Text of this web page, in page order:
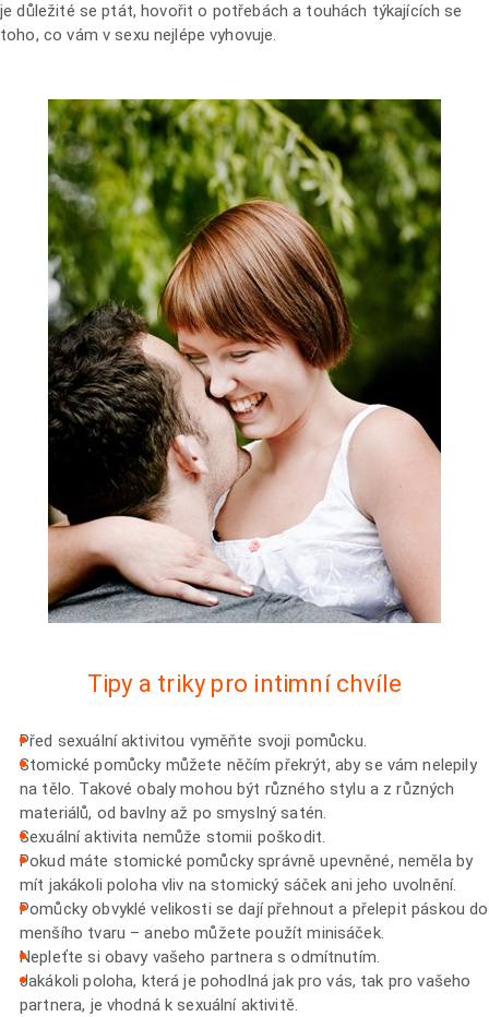
je důležité se ptát, hovořit o potřebách a touhách týkajících se
toho, co vám v sexu nejlépe vyhovuje.
Tipy a triky pro intimní chvíle
Před sexuální aktivitou vyměňte svoji pomůcku.
Stomické pomůcky můžete něčím překrýt, aby se vám nelepily
na tělo. Takové obaly mohou být různého stylu a z různých
materiálů, od bavlny až po smyslný satén.
Sexuální aktivita nemůže stomii poškodit.
Pokud máte stomické pomůcky správně upevněné, neměla by
mít jakákoli poloha vliv na stomický sáček ani jeho uvolnění.
Pomůcky obvyklé velikosti se dají přehnout a přelepit páskou do
menšího tvaru – anebo můžete použít minisáček.
Nepleťte si obavy vašeho partnera s odmítnutím.
Jakákoli poloha, která je pohodlná jak pro vás, tak pro vašeho
partnera, je vhodná k sexuální aktivitě.